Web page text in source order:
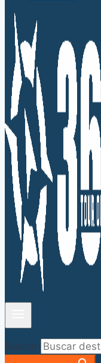
Buscar: